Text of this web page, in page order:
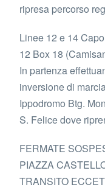
ripresa percorso
Linee 12 e 14
12 Box 18
In partenza
inversione di
Ippodromo Btg.
S. Felice dove
FERMATE
PIAZZA
TRANSITO